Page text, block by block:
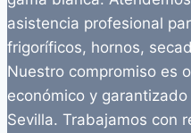
asistencia profesional
frigoríficos, hornos,
Nuestro compromiso es
económico y
Sevilla. Trabajamos con